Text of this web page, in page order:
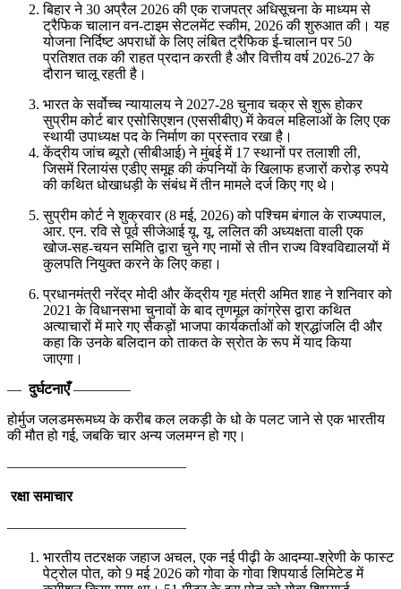
बिहार ने 30 अप्रैल 2026 की एक राजपत्र अधिसूचना के माध्यम से
ट्रैफिक चालान वन-टाइम सेटलमेंट स्कीम, 2026 की शुरुआत की। यह
योजना निर्दिष्ट अपराधों के लिए लंबित ट्रैफिक ई-चालान पर 50
प्रतिशत तक की राहत प्रदान करती है और वित्तीय वर्ष 2026-27 के
दौरान चालू रहती है।
भारत के सर्वोच्च न्यायालय ने 2027-28 चुनाव चक्र से शुरू होकर
सुप्रीम कोर्ट बार एसोसिएशन (एससीबीए) में केवल महिलाओं के लिए एक
स्थायी उपाध्यक्ष पद के निर्माण का प्रस्ताव रखा है।
केंद्रीय जांच ब्यूरो (सीबीआई) ने मुंबई में 17 स्थानों पर तलाशी ली,
जिसमें रिलायंस एडीए समूह की कंपनियों के खिलाफ हजारों करोड़ रुपये
की कथित धोखाधड़ी के संबंध में तीन मामले दर्ज किए गए थे।
सुप्रीम कोर्ट ने शुक्रवार (8 मई, 2026) को पश्चिम बंगाल के राज्यपाल,
आर. एन. रवि से पूर्व सीजेआई यू. यू. ललित की अध्यक्षता वाली एक
खोज-सह-चयन समिति द्वारा चुने गए नामों से तीन राज्य विश्वविद्यालयों में
कुलपति नियुक्त करने के लिए कहा।
प्रधानमंत्री नरेंद्र मोदी और केंद्रीय गृह मंत्री अमित शाह ने शनिवार को
2021 के विधानसभा चुनावों के बाद तृणमूल कांग्रेस द्वारा कथित
अत्याचारों में मारे गए सैकड़ों भाजपा कार्यकर्ताओं को श्रद्धांजलि दी और
कहा कि उनके बलिदान को ताकत के स्रोत के रूप में याद किया
जाएगा।
—दुर्घटनाएँ————
होर्मुज जलडमरूमध्य के करीब कल लकड़ी के धो के पलट जाने से एक भारतीय
की मौत हो गई, जबकि चार अन्य जलमग्न हो गए।
————————————–
रक्षा समाचार
————————————–
भारतीय तटरक्षक जहाज अचल, एक नई पीढ़ी के आदम्या-श्रेणी के फास्ट
पेट्रोल पोत, को 9 मई 2026 को गोवा के गोवा शिपयार्ड लिमिटेड में